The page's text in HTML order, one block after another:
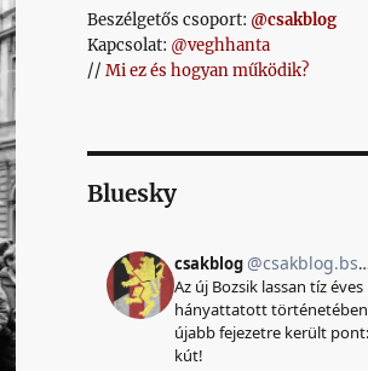
Beszélgetős csoport: @csakblog
Kapcsolat: @veghhanta
// Mi ez és hogyan működik?
Bluesky